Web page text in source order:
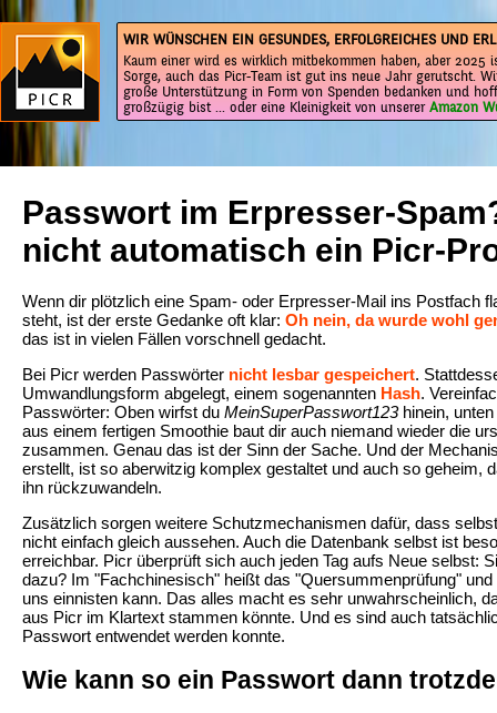
WIR WÜNSCHEN EIN GESUNDES, ERFOLGREICHES UND
Kaum einer wird es wirklich mitbekommen haben, aber 2025
Sorge, auch das Picr-Team ist gut ins neue Jahr gerutscht.
große Unterstützung in Form von Spenden bedanken und
großzügig bist ... oder eine Kleinigkeit von unsererAmazon
Passwort im Erpresser-
nicht automatisch ein Picr-
Wenn dir plötzlich eine Spam- oder Erpresser-Mail ins Postfach
steht, ist der erste Gedanke oft klar: Oh nein, da wurde wohl
das ist in vielen Fällen vorschnell gedacht.
Bei Picr werden Passwörter nicht lesbar gespeichert.
Umwandlungsform abgelegt, einem sogenannten Hash.
Passwörter: Oben wirfst du MeinSuperPasswort123hinein,
aus einem fertigen Smoothie baut dir auch niemand wieder die
zusammen. Genau das ist der Sinn der Sache. Und der
erstellt, ist so aberwitzig komplex gestaltet und auch so geheim,
ihn rückzuwandeln.
Zusätzlich sorgen weitere Schutzmechanismen dafür, dass
nicht einfach gleich aussehen. Auch die Datenbank selbst ist
erreichbar. Picr überprüft sich auch jeden Tag aufs Neue selbst:
dazu? Im "Fachchinesisch" heißt das "Quersummenprüfung"
uns einnisten kann. Das alles macht es sehr unwahrscheinlich,
aus Picr im Klartext stammen könnte. Und es sind auch
Passwort entwendet werden konnte.
Wie kann so ein Passwort dann